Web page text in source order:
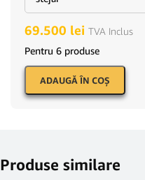
69.500 lei TVA Inclus
Pentru 6 produse
ADAUGĂ ÎN COŞ
Produse similare